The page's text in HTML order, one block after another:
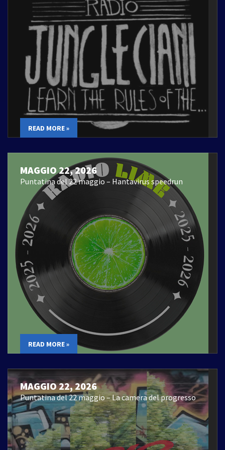
READ MORE »
MAGGIO 22, 2026
Puntatina del 22 maggio – Hantavirus speedrun
READ MORE »
MAGGIO 22, 2026
Puntatina del 22 maggio – La camera del progresso